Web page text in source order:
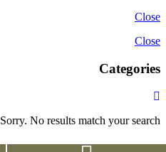
Close
Close
Categories
Sorry. No results match your search.